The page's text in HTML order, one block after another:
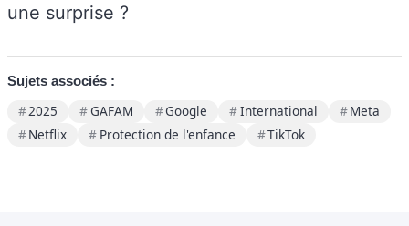
une surprise ?
Sujets associés :
2025 GAFAM Google International
Meta
Netflix
Protection de l'enfance TikTok